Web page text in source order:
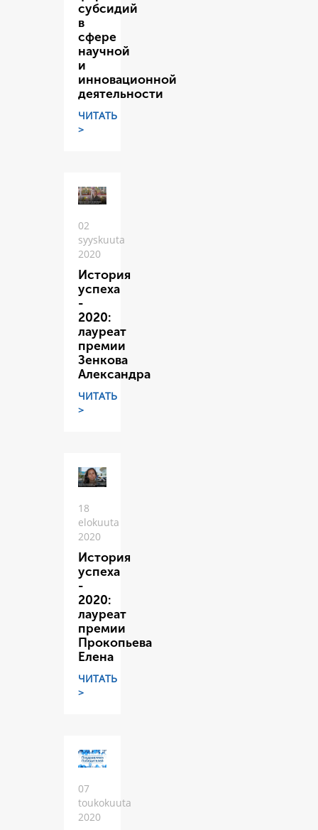
субсидий
в
сфере
научной
и
инновационной
деятельности
ЧИТАТЬ
>
02
syyskuuta
2020
История
успеха
-
2020:
лауреат
премии
Зенкова
Александра
ЧИТАТЬ
>
18
elokuuta
2020
История
успеха
-
2020:
лауреат
премии
Прокопьева
Елена
ЧИТАТЬ
>
07
toukokuuta
2020